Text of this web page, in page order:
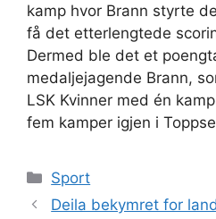
kamp hvor Brann styrte
få det etterlengtede
Dermed ble det et
medaljejagende Brann,
LSK Kvinner med én
fem kamper igjen i
Kategorier
Sport
Deila bekymret for